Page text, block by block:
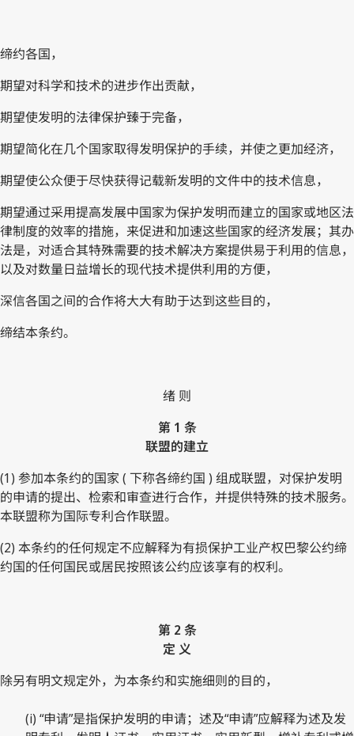
缔约各国，
期望对科学和技术的进步作出贡献，
期望使发明的法律保护臻于完备，
期望简化在几个国家取得发明保护的手续，并使之更加经济，
期望使公众便于尽快获得记载新发明的文件中的技术信息，
期望通过采用提高发展中国家为保护发明而建立的国家或地区法
律制度的效率的措施，来促进和加速这些国家的经济发展；其办
法是，对适合其特殊需要的技术解决方案提供易于利用的信息，
以及对数量日益增长的现代技术提供利用的方便，
深信各国之间的合作将大大有助于达到这些目的，
缔结本条约。
绪 则
第 1 条
联盟的建立
(1) 参加本条约的国家 ( 下称各缔约国 ) 组成联盟，对保护发明
的申请的提出、检索和审查进行合作，并提供特殊的技术服务。
本联盟称为国际专利合作联盟。
(2) 本条约的任何规定不应解释为有损保护工业产权巴黎公约缔
约国的任何国民或居民按照该公约应该享有的权利。
第 2 条
定 义
除另有明文规定外，为本条约和实施细则的目的，
(i) “申请”是指保护发明的申请；述及“申请”应解释为述及发